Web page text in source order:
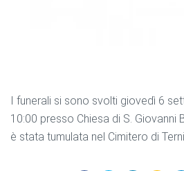
I funerali si sono svolti giovedì 6
10:00 presso Chiesa di S. Giovanni
è stata tumulata nel Cimitero di